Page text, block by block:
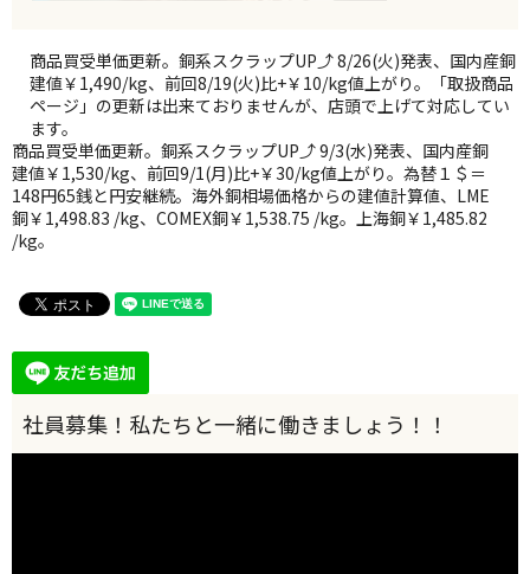
商品買受単価更新。銅系スクラップUP⤴ 8/26(火)発表、国内産銅
建値￥1,490/kg、前回8/19(火)比+￥10/kg値上がり。「取扱商品
ページ」の更新は出来ておりませんが、店頭で上げて対応してい
ます。
商品買受単価更新。銅系スクラップUP⤴ 9/3(水)発表、国内産銅
建値￥1,530/kg、前回9/1(月)比+￥30/kg値上がり。為替１＄＝
148円65銭と円安継続。海外銅相場価格からの建値計算値、LME
銅￥1,498.83 /kg、COMEX銅￥1,538.75 /kg。上海銅￥1,485.82
/kg。